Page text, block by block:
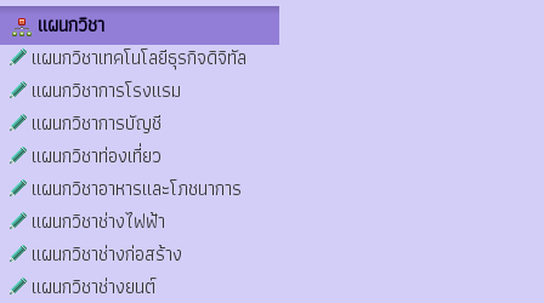
แผนกวิชา
แผนกวิชาเทคโนโลยีธุรกิจดิจิทัล
แผนกวิชาการโรงแรม
แผนกวิชาการบัญชี
แผนกวิชาท่องเที่ยว
แผนกวิชาอาหารและโภชนาการ
แผนกวิชาช่างไฟฟ้า
แผนกวิชาช่างก่อสร้าง
แผนกวิชาช่างยนต์